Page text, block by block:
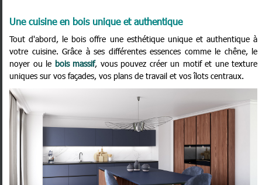
Une cuisine en bois unique et authentique
Tout d'abord, le bois offre une esthétique unique et authentique à
votre cuisine. Grâce à ses différentes essences comme le chêne, le
noyer ou le bois massif, vous pouvez créer un motif et une texture
uniques sur vos façades, vos plans de travail et vos îlots centraux.